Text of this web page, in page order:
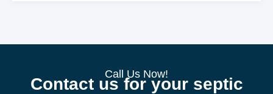
Call Us Now!
Contact us for your septic